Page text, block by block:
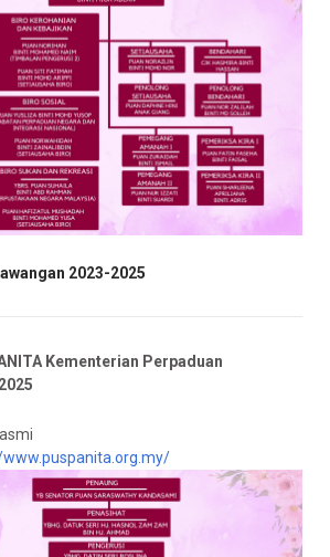
2023-2025
Kementerian Perpaduan